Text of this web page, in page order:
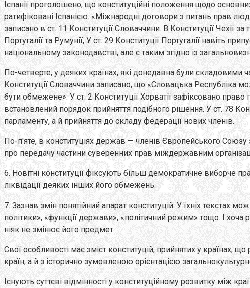
Іспанії проголошено, що конституційні положення щодо
ратифіковані Іспанією. «Міжнародні договори з питань прав
записано в ст. 11 Конституції Словаччини. В Конституції
Португалії та Румунії, У ст. 29 Конституції Португалії навіть
національному законодавстві, але є таким згідно із
По-четверте, у деяких країнах, які донедавна були складовими
Конституції Словаччини записано, що «Словацька
бути обмежене». У ст. 2 Конституції Хорватії зафіксовано
встановлений порядок прийняття подібного рішення. У ст. 78
парламенту, а й прийняття до складу федерації нових членів.
По-п'яте, в конституціях держав — членів Європейського Союзу
про передачу частини суверенних прав міждержавним
6. Новітні конституції фіксують більш демократичне виборче
ліквідації деяких інших його обмежень.
7. Зазнав змін понятійний апарат конституцій. У їхніх текстах
політики», «функції держави», «політичний режим» тощо. І
ніяк не змінює його предмет.
Свої особливості має зміст конституцій, прийнятих у країнах,
країн, а й з історично зумовленою орієнтацією
Існують суттєві відмінності у конституційному розвитку між